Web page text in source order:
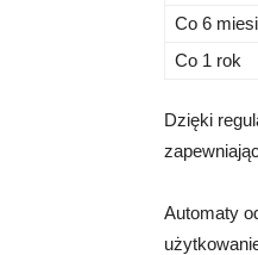
Co 6
Co 1 rok
Dzięki
Automaty